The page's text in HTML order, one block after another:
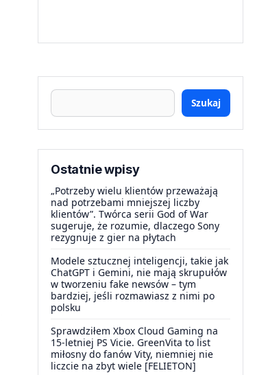
Szukaj
Ostatnie wpisy
„Potrzeby wielu klientów przeważają
nad potrzebami mniejszej liczby
klientów”. Twórca serii God of War
sugeruje, że rozumie, dlaczego Sony
rezygnuje z gier na płytach
Modele sztucznej inteligencji, takie jak
ChatGPT i Gemini, nie mają skrupułów
w tworzeniu fake newsów – tym
bardziej, jeśli rozmawiasz z nimi po
polsku
Sprawdziłem Xbox Cloud Gaming na
15-letniej PS Vicie. GreenVita to list
miłosny do fanów Vity, niemniej nie
liczcie na zbyt wiele [FELIETON]